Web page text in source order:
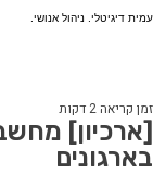
עמית דיגיטלי. ניהול אנושי.
[ארכיון]
בארגונים
זמן קריאה 2 דקות